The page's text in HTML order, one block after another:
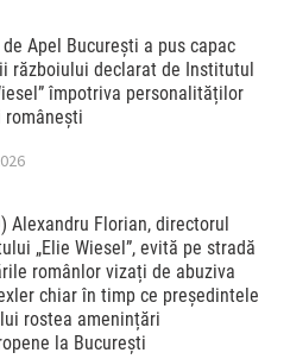
de Apel București a pus capac
războiului declarat de Institutul
împotriva personalităților
Alexandru Florian, directorul
„Elie Wiesel”, evită pe stradă
românlor vizați de abuziva
chiar în timp ce președintele
rostea amenințări
la București